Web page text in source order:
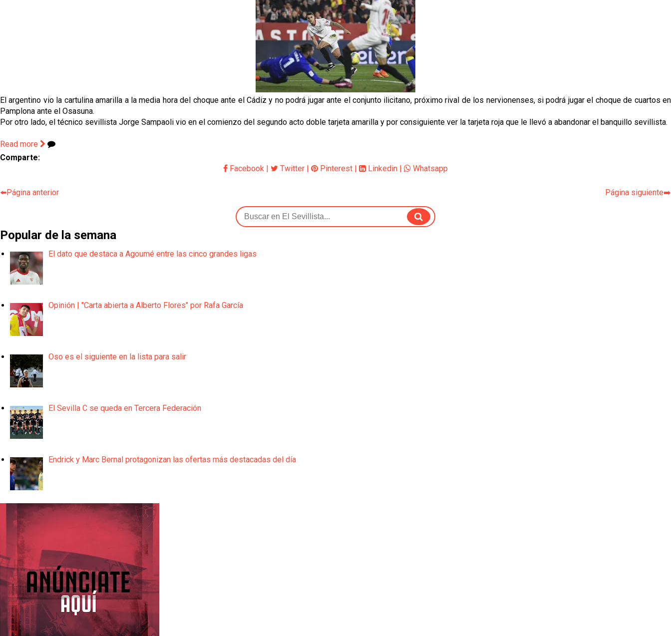
El argentino vio la cartulina amarilla a la media hora del choque ante el Cádiz y no podrá jugar ante el conjunto ilicitano, próximo rival de los nervionenses, si podrá jugar el choque de cuartos en
Pamplona ante el Osasuna.
Por otro lado, el técnico sevillista Jorge Sampaoli vio en el comienzo del segundo acto doble tarjeta amarilla y por consiguiente ver la tarjeta roja que le llevó a abandonar el banquillo sevillista.
Read more
Comparte:
Facebook | Twitter | Pinterest | Linkedin | Whatsapp
⬅️Página anterior Página siguiente➡️
Popular de la semana
El dato que destaca a Agoumé entre las cinco grandes ligas
Opinión | "Carta abierta a Alberto Flores" por Rafa García
Oso es el siguiente en la lista para salir
El Sevilla C se queda en Tercera Federación
Endrick y Marc Bernal protagonizan las ofertas más destacadas del día